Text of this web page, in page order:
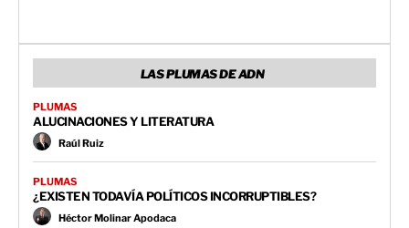
LAS PLUMAS DE ADN
PLUMAS
ALUCINACIONES Y LITERATURA
Raúl Ruiz
PLUMAS
¿EXISTEN TODAVÍA POLÍTICOS INCORRUPTIBLES?
Héctor Molinar Apodaca